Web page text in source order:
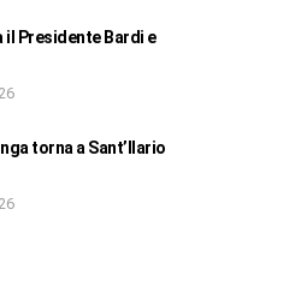
il Presidente Bardi e
torna a Sant’Ilario